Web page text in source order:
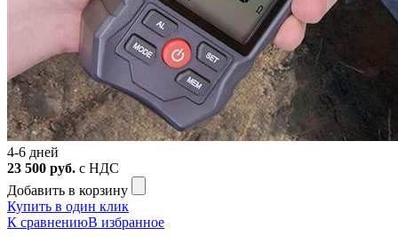
4-6 дней
23 500 руб. с НДС
Добавить в корзину
Купить в один клик
К сравнениюВ избранное